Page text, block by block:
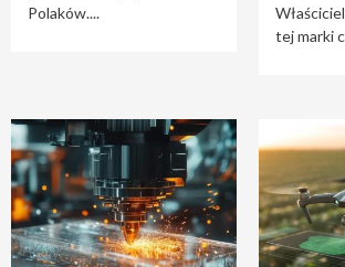
Cięcie laserem i frezowanie
4
Czy sztuczna inteligencja
geodety w przyszłości?
Polaków....
tej marki